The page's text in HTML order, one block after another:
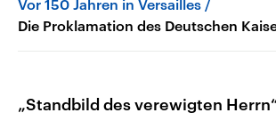
Vor 150 Jahren in Versailles
Die Proklamation des Deutschen
„Standbild des verewigten